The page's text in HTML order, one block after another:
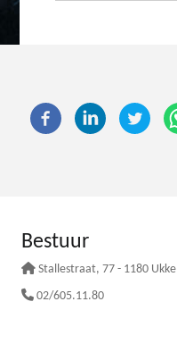
Bestuur
Stallestraat, 77 - 1180 Ukkel
02/605.11.80